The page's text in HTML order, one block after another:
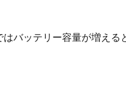
バッテリー容量が増える